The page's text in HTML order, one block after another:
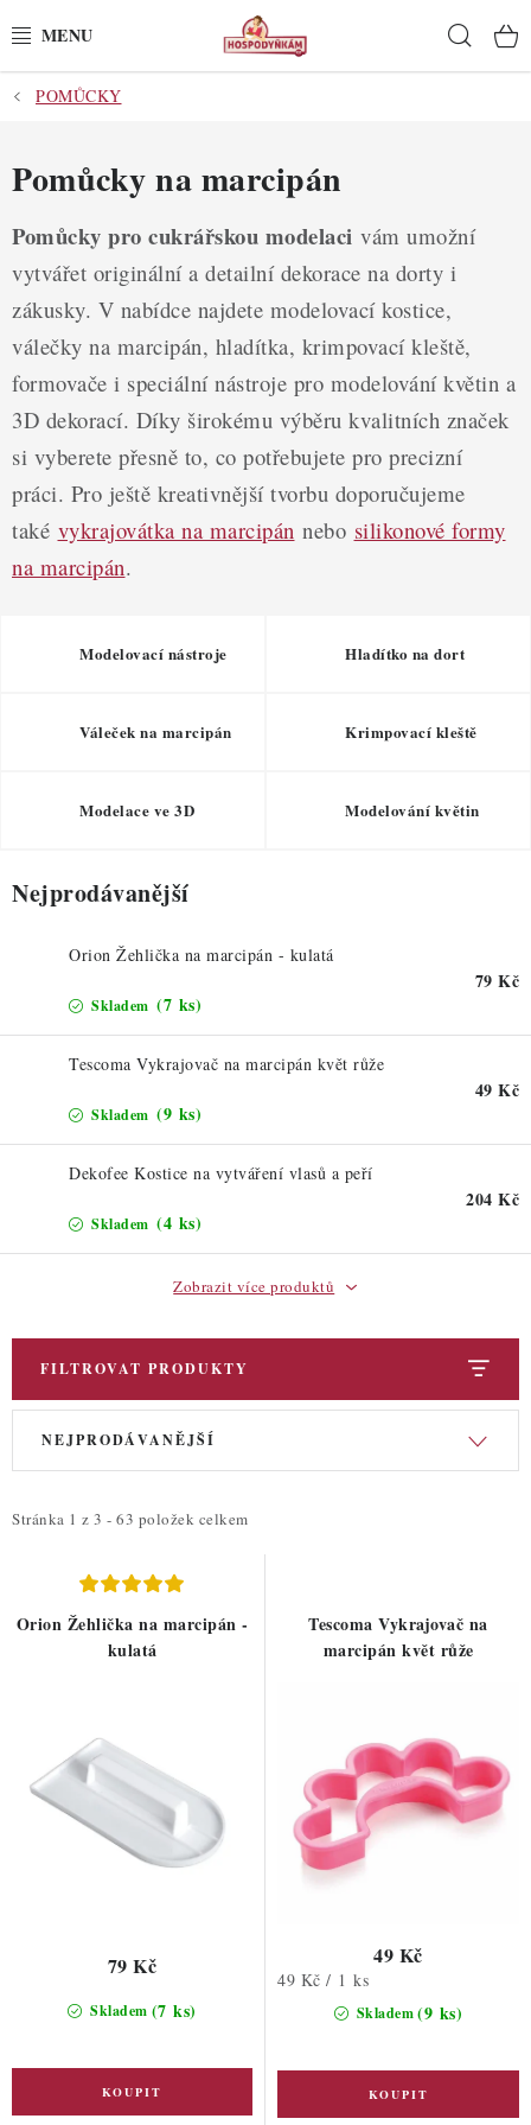
na
POTŘEBY
POMŮCKY
SUROVINY
DEKORACE
PRO OSLAVY
DO KUCHYNĚ
POCHUTINY
ZDRAVÉ PEČENÍ
TÉMATICKÉ PRODUKTY
Nepřevzetí zásilky na dobírku
Hodnocení obchodu
Blog
Moje objednávka
POMŮCKY
Pomůcky na marcipán
Pomůcky pro cukrářskou modelaci vám umožní
vytvářet originální a detailní dekorace na dorty i
zákusky. V nabídce najdete modelovací kostice,
válečky na marcipán, hladítka, krimpovací kleště,
formovače i speciální nástroje pro modelování květin a
3D dekorací. Díky širokému výběru kvalitních značek
si vyberete přesně to, co potřebujete pro precizní
práci. Pro ještě kreativnější tvorbu doporučujeme
také vykrajovátka na marcipán nebo silikonové formy
na marcipán.
Modelovací nástroje Hladítko na dort
Váleček na marcipán Krimpovací kleště
Modelace ve 3D Modelování květin
Nejprodávanější
Orion Žehlička na marcipán - kulatá
Skladem (7 ks)
79 Kč
Tescoma Vykrajovač na marcipán květ růže
Skladem (9 ks)
49 Kč
Dekofee Kostice na vytváření vlasů a peří
Skladem (4 ks)
204 Kč
Zobrazit více produktů
FILTROVAT PRODUKTY
V
i
r
Stránka 1 z 3 - 63 položek celkem
Ř
e
p
NEJPRODÁVANĚJŠÍ
Orion Žehlička na marcipán -
kulatá
Skladem (7 ks)
79 Kč
Tescoma Vykrajovač na
marcipán květ růže
Skladem(9 ks)
49 Kč
Měrná
49 Kč / 1 ks